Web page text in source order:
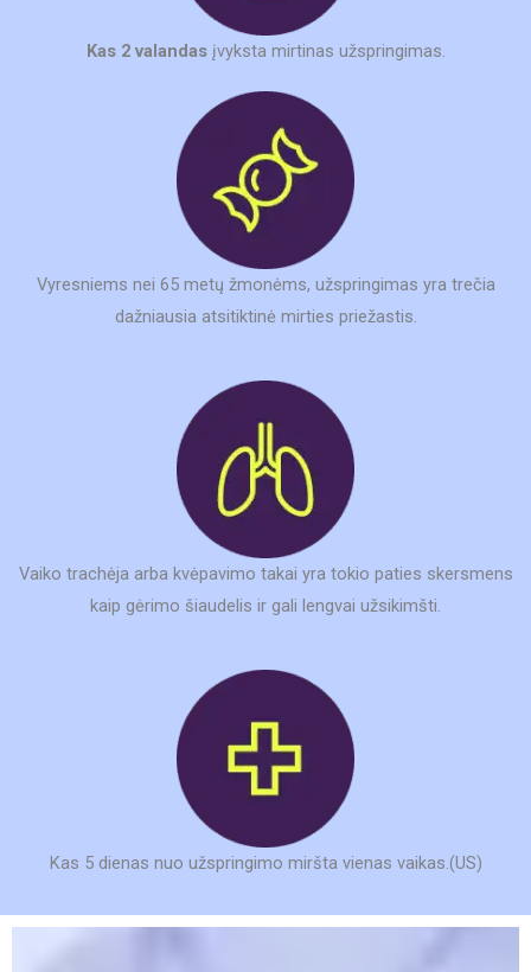
Kas 2 valandasįvyksta mirtinas užspringimas.
Vyresniems nei 65 metų žmonėms, užspringimas yra trečia
dažniausia atsitiktinė mirties priežastis.
Vaiko trachėja arba kvėpavimo takai yra tokio paties skersmens
kaip gėrimo šiaudelis ir gali lengvai užsikimšti.
Kas 5 dienas nuo užspringimo miršta vienas vaikas.(US)